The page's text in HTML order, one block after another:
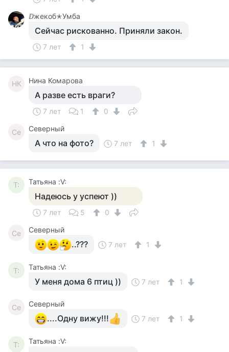
ⅅжекоб✭Умба
Сейчас рискованно. Приняли закон.
7 лет 1
НК Нина Комарова
А разве есть враги?
7 лет 1 0
Се Северный
А что на фото? 7 лет 1
Т: Татьяна :V:
Надеюсь у успеют ))
7 лет 5 0
Се Северный
..??? 7 лет 1
Т: Татьяна :V:
У меня дома 6 птиц )) 7 лет 1
Се Северный
....Одну вижу!!! 7 лет 1
Т: Татьяна :V: